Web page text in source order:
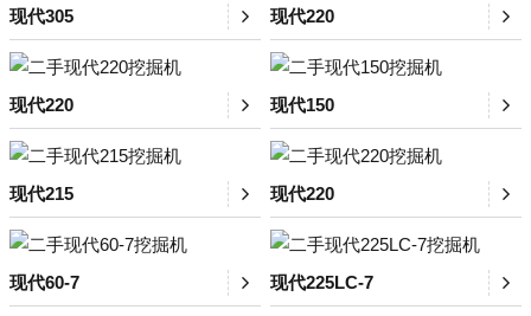
现代305 现代220
现代220 现代150
现代215 现代220
现代60-7 现代225LC-7